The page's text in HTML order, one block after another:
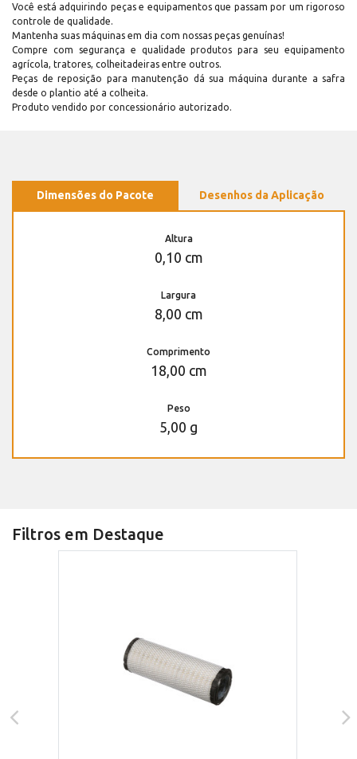
Você está adquirindo peças e equipamentos que passam por um rigoroso
controle de qualidade.
Mantenha suas máquinas em dia com nossas peças genuínas!
Compre com segurança e qualidade produtos para seu equipamento
agrícola, tratores, colheitadeiras entre outros.
Peças de reposição para manutenção dá sua máquina durante a safra
desde o plantio até a colheita.
Produto vendido por concessionário autorizado.
Dimensões do Pacote Desenhos da Aplicação
Altura
0,10 cm
Largura
8,00 cm
Comprimento
18,00 cm
Peso
5,00 g
Filtros em Destaque